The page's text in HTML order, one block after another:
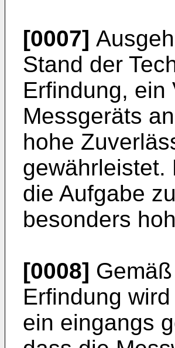
[0007]
Stand der
Erfindung, ein
Messgeräts
hohe
gewährleistet.
die Aufgabe
besonders
[0008]
Erfindung
ein eingangs